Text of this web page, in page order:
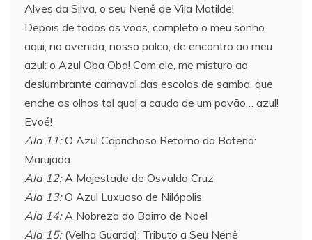
Alves da Silva, o seu Nenê de Vila Matilde!
Depois de todos os voos, completo o meu sonho
aqui, na avenida, nosso palco, de encontro ao meu
azul: o Azul Oba Oba! Com ele, me misturo ao
deslumbrante carnaval das escolas de samba, que
enche os olhos tal qual a cauda de um pavão… azul!
Evoé!
Ala 11:O Azul Caprichoso Retorno da Bateria:
Marujada
Ala 12:A Majestade de Osvaldo Cruz
Ala 13:O Azul Luxuoso de Nilópolis
Ala 14:A Nobreza do Bairro de Noel
Ala 15:(Velha Guarda): Tributo a Seu Nenê